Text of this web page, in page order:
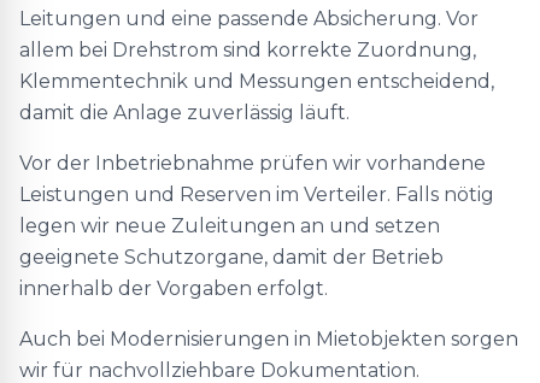
Leitungen und eine passende Absicherung. Vor
allem bei Drehstrom sind korrekte Zuordnung,
Klemmentechnik und Messungen entscheidend,
damit die Anlage zuverlässig läuft.
Vor der Inbetriebnahme prüfen wir vorhandene
Leistungen und Reserven im Verteiler. Falls nötig
legen wir neue Zuleitungen an und setzen
geeignete Schutzorgane, damit der Betrieb
innerhalb der Vorgaben erfolgt.
Auch bei Modernisierungen in Mietobjekten sorgen
wir für nachvollziehbare Dokumentation.